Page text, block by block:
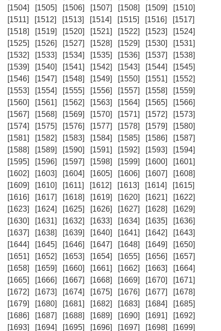
[1504]
[1505] [1506] [1507] [1508] [1509]
[1510]
[1511]
[1512] [1513] [1514] [1515] [1516]
[1517]
[1518]
[1519] [1520] [1521] [1522] [1523]
[1524]
[1525]
[1526] [1527] [1528] [1529] [1530]
[1531]
[1532]
[1533] [1534] [1535] [1536] [1537]
[1538]
[1539]
[1540] [1541] [1542] [1543] [1544]
[1545]
[1546]
[1547] [1548] [1549] [1550] [1551]
[1552]
[1553]
[1554] [1555] [1556] [1557] [1558]
[1559]
[1560]
[1561] [1562] [1563] [1564] [1565]
[1566]
[1567]
[1568] [1569] [1570] [1571] [1572]
[1573]
[1574]
[1575] [1576] [1577] [1578] [1579]
[1580]
[1581]
[1582] [1583] [1584] [1585] [1586]
[1587]
[1588]
[1589] [1590] [1591] [1592] [1593]
[1594]
[1595]
[1596] [1597] [1598] [1599] [1600]
[1601]
[1602]
[1603] [1604] [1605] [1606] [1607]
[1608]
[1609]
[1610] [1611] [1612] [1613] [1614]
[1615]
[1616]
[1617] [1618] [1619] [1620] [1621]
[1622]
[1623]
[1624] [1625] [1626] [1627] [1628]
[1629]
[1630]
[1631] [1632] [1633] [1634] [1635]
[1636]
[1637]
[1638] [1639] [1640] [1641] [1642]
[1643]
[1644]
[1645] [1646] [1647] [1648] [1649]
[1650]
[1651]
[1652] [1653] [1654] [1655] [1656]
[1657]
[1658]
[1659] [1660] [1661] [1662] [1663]
[1664]
[1665]
[1666] [1667] [1668] [1669] [1670]
[1671]
[1672]
[1673] [1674] [1675] [1676] [1677]
[1678]
[1679]
[1680] [1681] [1682] [1683] [1684]
[1685]
[1686]
[1687] [1688] [1689] [1690] [1691]
[1692]
[1693]
[1694] [1695] [1696] [1697] [1698]
[1699]